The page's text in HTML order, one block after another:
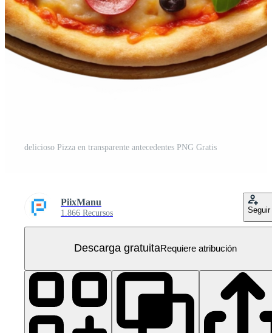
delicioso Pizza en transparente antecedentes PNG Gratis
PiixManu
1.866 Recursos Seguir
Descarga gratuitaRequiere atribución